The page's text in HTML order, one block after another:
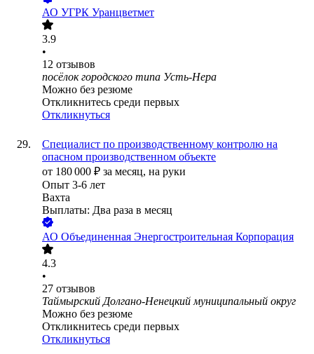
АО УГРК Уранцветмет
3.9
•
12 отзывов
посёлок городского типа Усть-Нера
Можно без резюме
Откликнитесь среди первых
Откликнуться
Специалист по производственному контролю на
опасном производственном объекте
от 180 000 ₽ за месяц, на руки
Опыт 3-6 лет
Вахта
Выплаты: Два раза в месяц
АО Объединенная Энергостроительная Корпорация
4.3
•
27 отзывов
Таймырский Долгано-Ненецкий муниципальный округ
Можно без резюме
Откликнитесь среди первых
Откликнуться